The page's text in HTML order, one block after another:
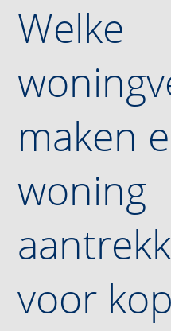
Welke
maken
woning
voor